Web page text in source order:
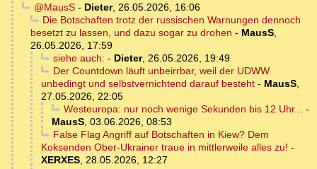
@MausS- Dieter, 26.05.2026, 16:06
Die Botschaften trotz der russischen Warnungen dennoch
besetzt zu lassen, und dazu sogar zu drohen - MausS
26.05.2026, 17:59
siehe auch: - Dieter, 26.05.2026, 19:49
Der Countdown läuft unbeirrbar, weil der UDWW
unbedingt und selbstvernichtend darauf besteht - MausS
27.05.2026, 22:05
Westeuropa: nur noch wenige Sekunden bis 12 Uhr...
-
MausS 03.06.2026, 08:53
False Flag Angriff auf Botschaften in Kiew? Dem
Koksenden Ober-Ukrainer traue in mittlerweile alles zu! -
XERXES 28.05.2026, 12:27